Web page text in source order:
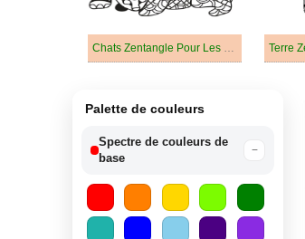
Chats Zentangle Pour Les Enfants
Palette de couleurs
Spectre de couleurs de
base
−